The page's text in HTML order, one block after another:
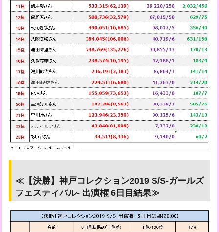
≪【決勝】神戸コレクション2019 S/S-ガールズ
フェスティバル- 出演権 6日目結果≫